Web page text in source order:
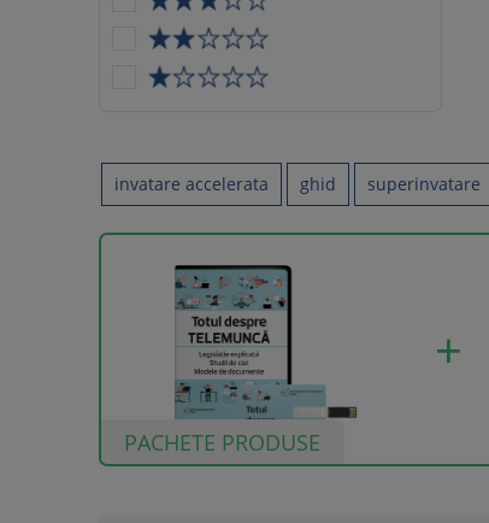
invatare accelerata ghid superinvatare
PACHETE PRODUSE